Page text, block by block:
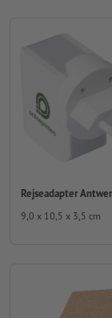
Rejseadapter
9,0 x 10,5 x 3,5 cm